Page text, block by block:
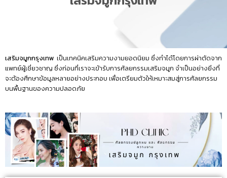
เสริมจมูกกรุงเทพ เป็นเทคนิคเสริมความงามยอดนิยม ซึ่งทำได้โดยการผ่าตัดจาก
แพทย์ผู้เชี่ยวชาญ ซึ่งก่อนที่เราจะเข้ารับการศัลยกรรมเสริมจมูก จำเป็นอย่างยิ่งที่
จะต้องศึกษาข้อมูลหลายอย่างประกอบ เพื่อเตรียมตัวให้เหมาะสมสู่การศัลยกรรม
บนพื้นฐานของความปลอดภัย